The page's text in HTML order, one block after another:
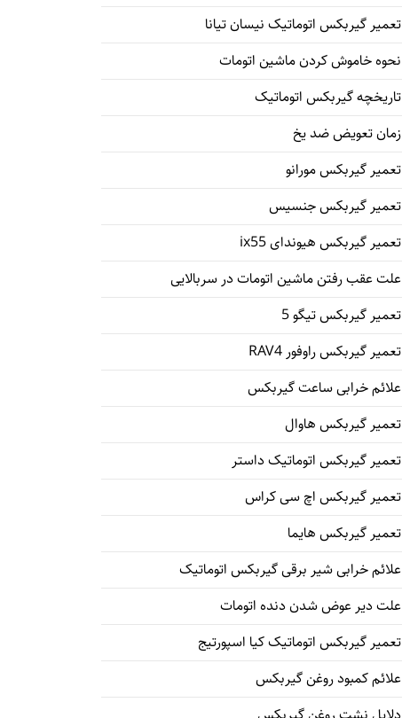
تعمیر گیربکس اتوماتیک نیسان تیانا
نحوه خاموش کردن ماشین اتومات
تاریخچه گیربکس اتوماتیک
زمان تعویض ضد یخ
تعمیر گیربکس مورانو
تعمیر گیربکس جنسیس
تعمیر گیربکس هیوندای ix55
علت عقب رفتن ماشین اتومات در سربالایی
تعمیر گیربکس تیگو 5
تعمیر گیربکس راوفور RAV4
علائم خرابی ساعت گیربکس
تعمیر گیربکس هاوال
تعمیر گیربکس اتوماتیک داستر
تعمیر گیربکس اچ سی کراس
تعمیر گیربکس هایما
علائم خرابی شیر برقی گیربکس اتوماتیک
علت دیر عوض شدن دنده اتومات
تعمیر گیربکس اتوماتیک کیا اسپورتیج
علائم کمبود روغن گیربکس